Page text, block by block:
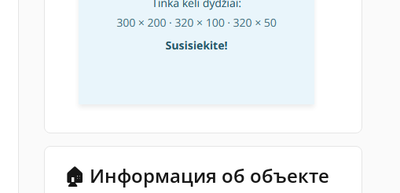
🏠 Информация об объекте